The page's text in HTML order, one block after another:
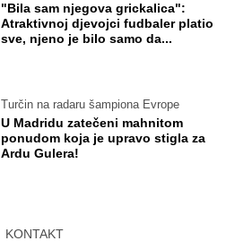
"Bila sam njegova grickalica":
Atraktivnoj djevojci fudbaler platio
sve, njeno je bilo samo da...
Turčin na radaru šampiona Evrope
U Madridu zatečeni mahnitom
ponudom koja je upravo stigla za
Ardu Gulera!
KONTAKT